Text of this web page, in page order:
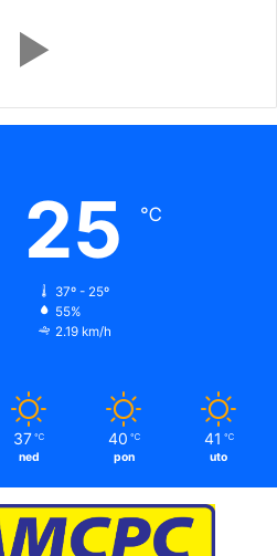
25 ℃
37º - 25º
55%
2.19 km/h
37 ℃
ned
40 ℃
pon
41 ℃
uto